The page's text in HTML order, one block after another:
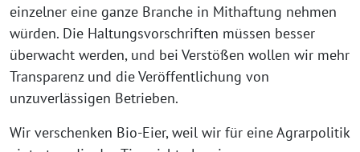
einzelner eine ganze Branche in Mithaftung nehmen
würden. Die Haltungsvorschriften müssen besser
überwacht werden, und bei Verstößen wollen wir mehr
Transparenz und die Veröffentlichung von
unzuverlässigen Betrieben.
Wir verschenken Bio-Eier, weil wir für eine Agrarpolitik